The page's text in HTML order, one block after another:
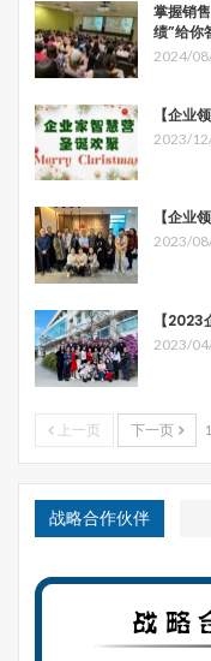
掌握销
绩”给你
2024/
【企业
2023/
【企业
2023/
【
2023/
上一页 下一页
战略合作伙伴